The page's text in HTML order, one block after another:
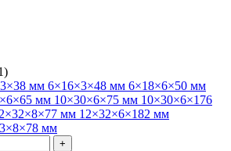
мм 6×16×3×48 мм 6×18×6×50 мм
мм 10×30×6×75 мм 10×30×6×176
мм 12×32×6×182 мм
мм